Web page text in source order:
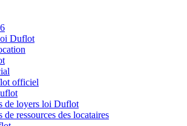
Duflot
officiel
de loyers loi Duflot
de ressources des locataires